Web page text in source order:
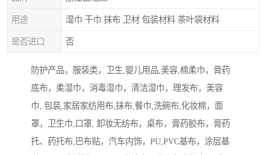
用途 湿巾 干巾 抹布 卫材 包装材料 茶叶袋材料
是否进口 否
防护产品，服装类，卫生,婴儿用品,美容,棉柔巾，膏药
底布，柔湿巾，消毒湿巾，清洁湿巾，理发布，美容
巾, 包装,家居家纺用布,抹布,餐巾,洗碗布,化妆棉，面
罩，卫生巾,口罩, 卸妆无纺布，桌布，膏药胶布，膏药
托、药托布,巴布贴，汽车内饰，PU,PVC基布，涂层基